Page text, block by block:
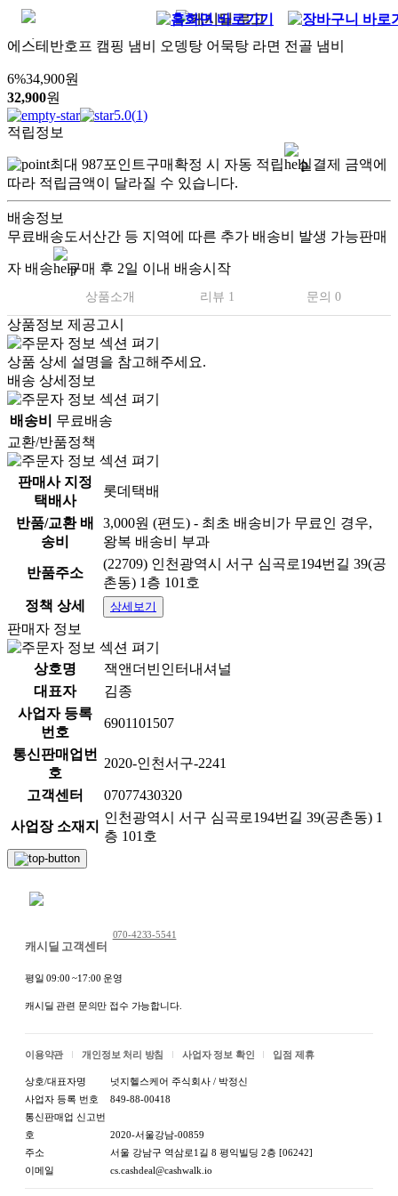
에스테반호프 캠핑 냄비 오뎅탕 어묵탕 라면 전골 냄비
6%34,900원
32,900원
5.0(1)
적립정보
최대 987포인트구매확정 시 자동 적립
실결제 금액에
따라 적립금액이 달라질 수 있습니다.
배송정보
무료배송도서산간 등 지역에 따른 추가 배송비 발생 가능판매
자 배송 구매 후 2일 이내 배송시작
상품소개 리뷰 1 문의 0
에스테반호프 드라우센 스텐냄비 26cm
ERSTEBAHNHOF DRAUSSEN POT 26cm
견고하고 묵직한 우드커버와 열보존율 및 전도율이 높은
스테인리스 스틸로 구성돼 있어 온기가 오래 지속됩니다.
인덕션을 포함해 가스레인지, 핫 플레이트 등 다양한 열원
에 사용 가능합니다.
손잡이에 굴곡이 있어 냄비를 캠핑 삼각대에 걸 수 있습니
다.
깊은 전골 냄비로 다양한 음식을 조리할 수 있습니다.
잭앤더빈
오늘보다 나은 내일을 만들어가는
상품정보 제공고시
상품 상세 설명을 참고해주세요.
배송 상세정보
배송비
무료배송
교환/반품정책
판매사 지정
택배사
롯데택배
반품/교환 배
송비
3,000원 (편도) - 최초 배송비가 무료인 경우,
왕복 배송비 부과
반품주소
(22709) 인천광역시 서구 심곡로194번길 39(공
촌동) 1층 101호
정책 상세
상세보기
판매자 정보
상호명
잭앤더빈인터내셔널
대표자
김종
사업자 등록
번호
6901101507
통신판매업번
호
2020-인천서구-2241
고객센터 07077430320
사업장 소재지
인천광역시 서구 심곡로194번길 39(공촌동) 1
층 101호
캐시딜 고객센터
070-4233-5541
평일 09:00 ~17:00 운영
캐시딜 관련 문의만 접수 가능합니다.
이용약관 개인정보 처리 방침 사업자 정보 확인 입점 제휴
상호/대표자명
넛지헬스케어 주식회사 / 박정신
사업자 등록 번호
849-88-00418
통신판매업 신고번
호
2020-서울강남-00859
주소
서울 강남구 역삼로1길 8 평익빌딩 2층 [06242]
이메일
cs.cashdeal@cashwalk.io